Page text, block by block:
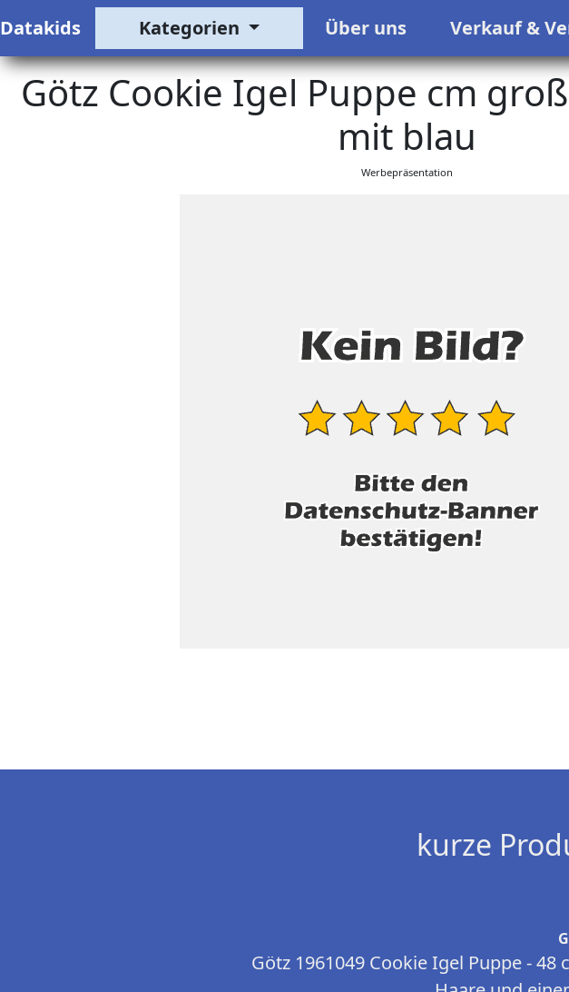
Datakids Kategorien Über uns Verkauf &
Götz Cookie Igel Puppe cm
mit blau
Werbepräsentation
kurze
Götz 1961049 Cookie Igel Puppe -